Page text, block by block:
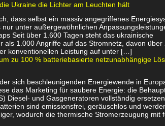
Ukraine die Lichter am Leuchten hält
dass selbst ein massiv angegriffenes
unter außergewöhnlichen
Seit über 1.600 Tagen steht das ukrainische
als 1.000 Angriffe auf das Stromnetz, davon über
konventionellen Leistung auf unter […]
zu 100 % batteriebasierte netzunabhängige
sich beschleunigenden Energiewende in
das Marketing für saubere Energie: die
Diesel- und Gasgeneratoren vollständig ersetzen
sind emissionsfrei, geräuschlos und
wodurch die thermische Stromerzeugung mit